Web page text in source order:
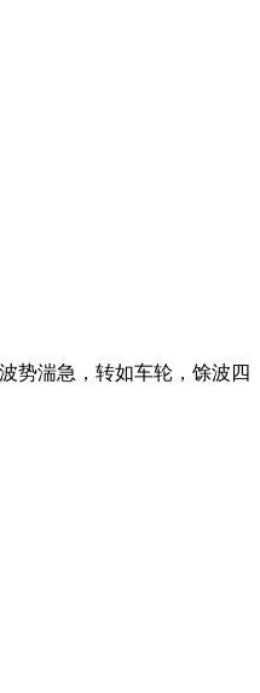
势湍急，转如车轮，馀波四